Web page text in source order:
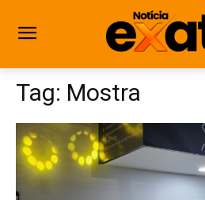
Tag: Mostra